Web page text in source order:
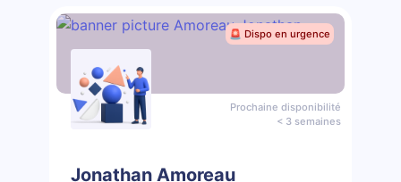
🚨 Dispo en urgence
Prochaine disponibilité
< 3 semaines
Jonathan Amoreau